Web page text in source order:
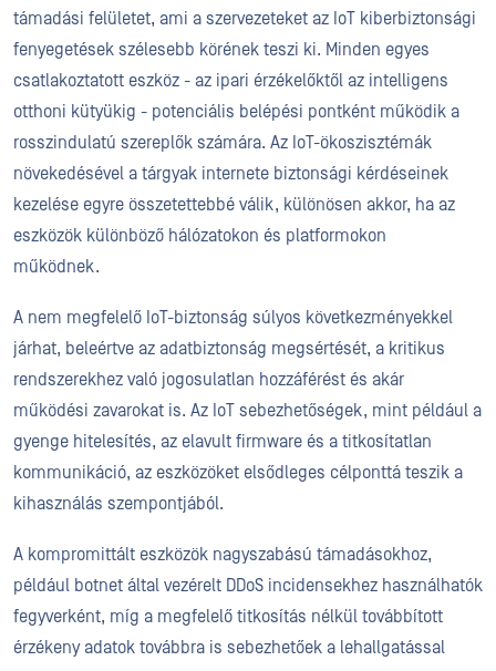
támadási felületet, ami a szervezeteket az IoT kiberbiztonsági
fenyegetések szélesebb körének teszi ki. Minden egyes
csatlakoztatott eszköz - az ipari érzékelőktől az intelligens
otthoni kütyükig - potenciális belépési pontként működik a
rosszindulatú szereplők számára. Az IoT-ökoszisztémák
növekedésével a tárgyak internete biztonsági kérdéseinek
kezelése egyre összetettebbé válik, különösen akkor, ha az
eszközök különböző hálózatokon és platformokon
működnek.
A nem megfelelő IoT-biztonság súlyos következményekkel
járhat, beleértve az adatbiztonság megsértését, a kritikus
rendszerekhez való jogosulatlan hozzáférést és akár
működési zavarokat is. Az IoT sebezhetőségek, mint például a
gyenge hitelesítés, az elavult firmware és a titkosítatlan
kommunikáció, az eszközöket elsődleges célponttá teszik a
kihasználás szempontjából.
A kompromittált eszközök nagyszabású támadásokhoz,
például botnet által vezérelt DDoS incidensekhez használhatók
fegyverként, míg a megfelelő titkosítás nélkül továbbított
érzékeny adatok továbbra is sebezhetőek a lehallgatással